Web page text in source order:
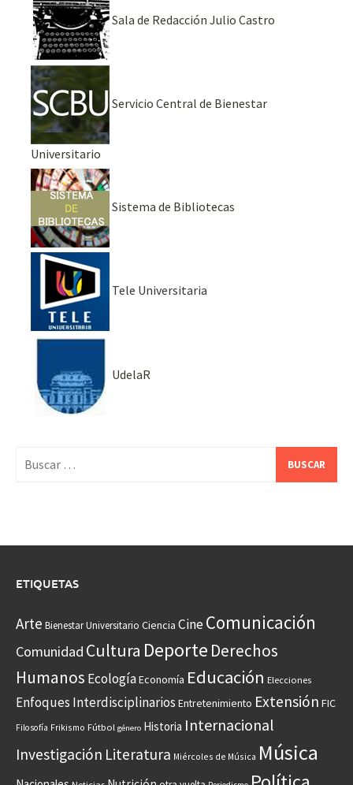
Sala de Redacción Julio Castro
Servicio Central de Bienestar
Universitario
Sistema de Bibliotecas
Tele Universitaria
UdelaR
ETIQUETAS
Arte Bienestar Universitario Ciencia CineComunicación
Comunidad Cultura Deporte Derechos
Humanos EcologíaEconomía Educación Elecciones
Enfoques Interdisciplinarios Entretenimiento Extensión FIC
Filosofía Frikismo Fútbol género Historia Internacional
Investigación Literatura Miércoles de Música Música